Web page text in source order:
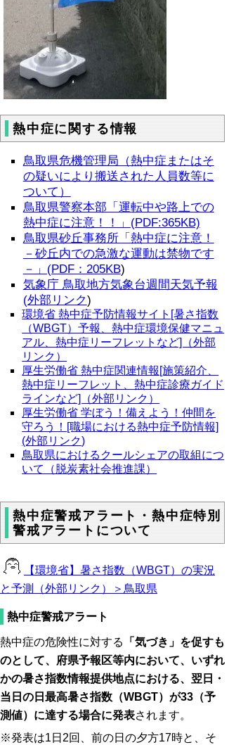
熱中症に関する情報
鳥取県危機管理局（熱中症またはそ
の疑いにより搬送された人員数等に
ついて）
鳥取県警察本部「運転中や路上での
熱中症に注意！！」(PDF:365KB)
鳥取県砂丘事務所「熱中症に注意！
－砂丘内での急激な運動は禁物です
－」(PDF：205KB)
気象庁 鳥取地方気象台週間天気予報
(外部リンク)
環境省 熱中症予防情報サイト[暑さ指数
（WBGT）予報、熱中症環境保健マニュ
アル、熱中症リーフレットなど]（外部
リンク）
厚生労働省 熱中症関連情報[施策紹介、
熱中症リーフレット、熱中症診療ガイド
ラインなど]（外部リンク）
厚生労働省 学ぼう！備えよう！仲間を
守ろう！[職場における熱中症予防情報]
(外部リンク)
鳥取県におけるクールシェアの取組につ
いて（脱炭素社会推進課）
熱中症警戒アラート・熱中症特別
警戒アラートについて
【環境省】暑さ指数（WBGT）の実況
と予測（外部リンク）＞鳥取県
熱中症警戒アラート
熱中症の危険性に対する
「気づき」を促すも
のとして、府県予報区等内において、いずれ
かの暑さ指数情報提供地点における、翌日・
当日の日最高暑さ指数（WBGT）が33（予
測値）に達する場合に発表されます。
※発表は1日2回、前の日の夕方17時と、そ